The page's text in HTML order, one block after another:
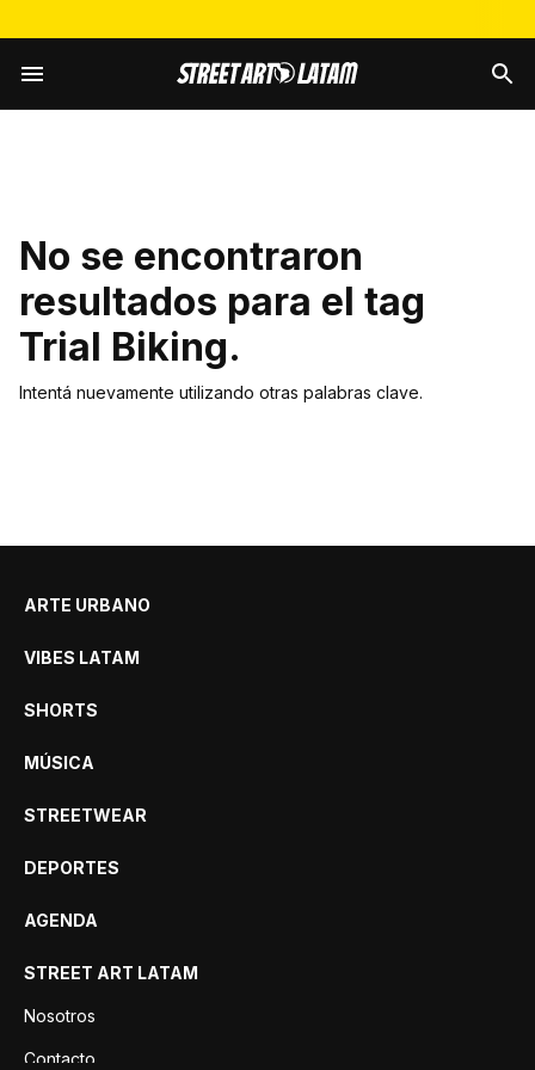
No se encontraron
resultados para el tag
Trial Biking.
Intentá nuevamente utilizando otras palabras clave.
ARTE URBANO
VIBES LATAM
SHORTS
MÚSICA
STREETWEAR
DEPORTES
AGENDA
STREET ART LATAM
Nosotros
Contacto